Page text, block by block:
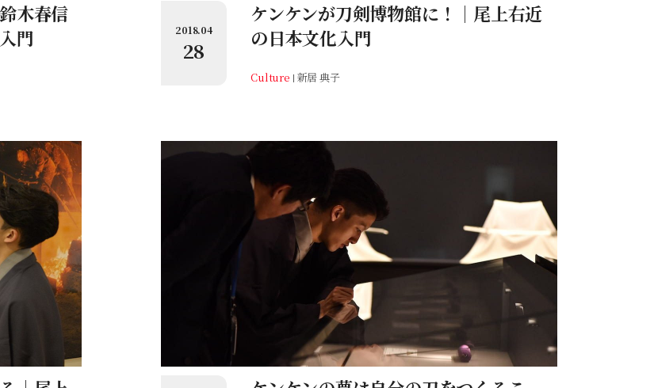
木春信
門
2018.04
28
ケンケンが刀剣博物館に！｜尾上右近
の日本文化入門
Culture 新居 典子